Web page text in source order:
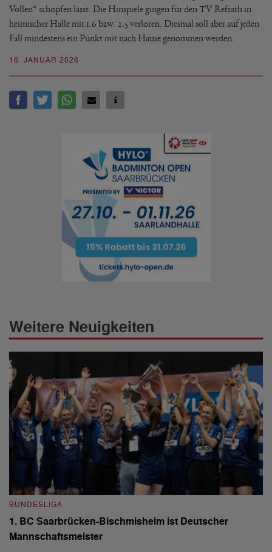
16. JANUAR 2026
Vollen“ schöpfen lässt. Die Hinspiele gingen für den TV Refrath in
heimischer Halle mit 1:6 bzw. 2:5 verloren. Diesmal soll aber auf jeden
Fall mindestens ein Punkt mit nach Hause genommen werden.
Weitere Neuigkeiten
BUNDESLIGA
1. BC Saarbrücken-Bischmisheim ist Deutscher
Mannschaftsmeister